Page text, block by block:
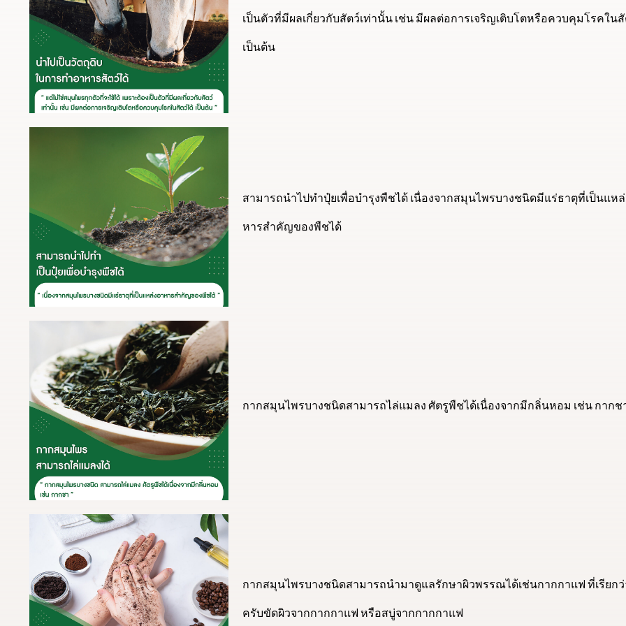
เป็นตัวที่มีผลเกี่ยวกับสัตว์เท่านั้น เช่น มีผลต่อการเจริญเติบโตหรือควบคุมโรคใน
เป็นต้น
สามารถนําไปทําปุ๋ยเพื่อบํารุงพืชได้ เนื่องจากสมุนไพรบางชนิดมีแร่ธาตุที่เป็นแห
หารสําคัญของพืชได้
กากสมุนไพรบางชนิดสามารถไล่แมลง ศัตรูพืชได้เนื่องจากมีกลิ่นหอม เช่น กากช
กากสมุนไพรบางชนิดสามารถนํามาดูแลรักษาผิวพรรณได้เช่นกากกาแฟ ที่เรียก
ครับขัดผิวจากกากกาแฟ หรือสบู่จากกากกาแฟ